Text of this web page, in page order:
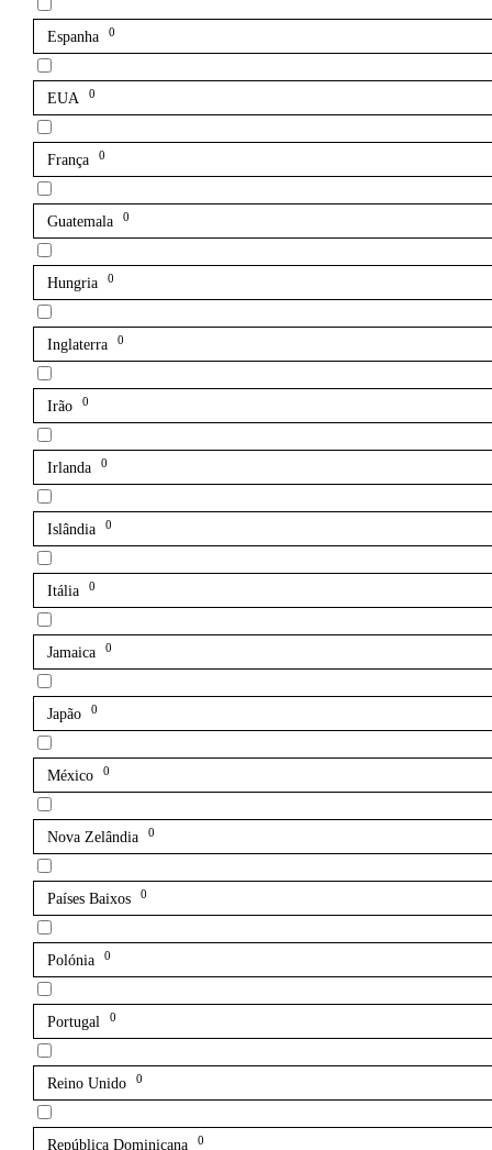
Espanha 0
EUA 0
França 0
Guatemala 0
Hungria 0
Inglaterra 0
Irão 0
Irlanda 0
Islândia 0
Itália 0
Jamaica 0
Japão 0
México 0
Nova Zelândia 0
Países Baixos 0
Polónia 0
Portugal 0
Reino Unido 0
República Dominicana 0